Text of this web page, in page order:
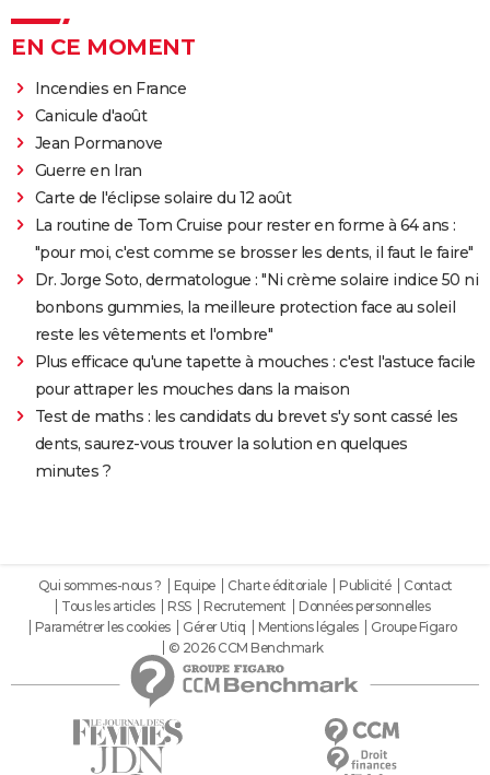
EN CE MOMENT
Incendies en France
Canicule d'août
Jean Pormanove
Guerre en Iran
Carte de l'éclipse solaire du 12 août
La routine de Tom Cruise pour rester en forme à 64 ans :
"pour moi, c'est comme se brosser les dents, il faut le faire"
Dr. Jorge Soto, dermatologue : "Ni crème solaire indice 50 ni
bonbons gummies, la meilleure protection face au soleil
reste les vêtements et l'ombre"
Plus efficace qu'une tapette à mouches : c'est l'astuce facile
pour attraper les mouches dans la maison
Test de maths : les candidats du brevet s'y sont cassé les
dents, saurez-vous trouver la solution en quelques
minutes ?
Qui sommes-nous ? Equipe Charte éditoriale Publicité
Contact
Tous les articles
RSS Recrutement
Données personnelles
Paramétrer les cookies
Gérer Utiq Mentions légales
Groupe Figaro
© 2026 CCM Benchmark